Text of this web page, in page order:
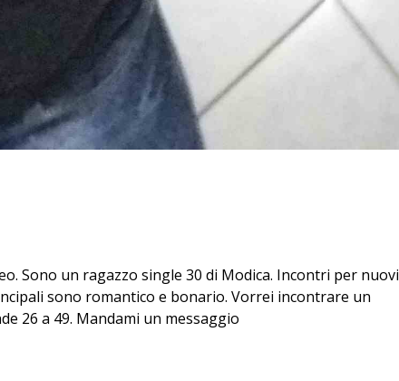
Sono un ragazzo single 30 di Modica. Incontri per nuovi
sono romantico e bonario. Vorrei incontrare un
26 a 49. Mandami un messaggio